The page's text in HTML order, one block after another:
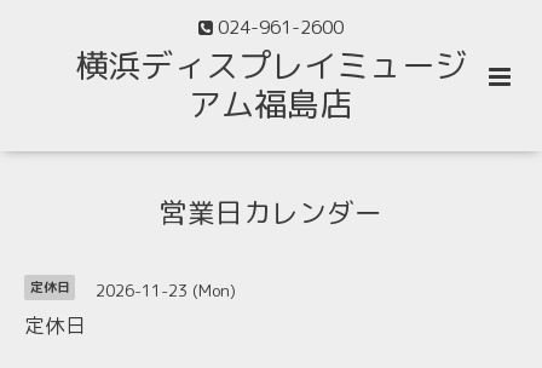
024-961-2600
横浜ディスプレイミュージ
アム福島店
営業日カレンダー
定休日 2026-11-23 (Mon)
定休日